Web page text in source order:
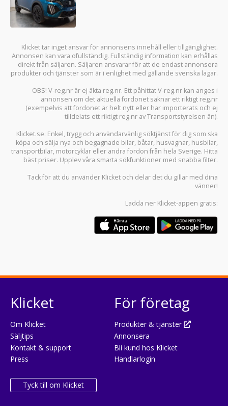
Klicket tar inget ansvar för annonsens innehåll eller tillgänglighet.
Annonsen kan vara ofullständig. Fullständig information kan erhållas
direkt från säljaren. Säljaren ansvarar för att de endast annonsera
produkter och tjänster som är i enlighet med gällande svenska lagar.
OBS! V-reg.nr är ej äkta reg.nr. Ett påhittat V-reg.nr kan anges i
annonsen om det aktuella fordonet saknar ett riktigt reg.nr
(exempelvis att fordonet är helt nytt eller har importerats och ej
tilldelats ett riktigt reg.nr av Transportstyrelsen än).
Klicket.se: Enkel, trygg och användarvänlig söktjänst för dig som ska
köpa och sälja nya och begagnade bilar, båtar, husvagnar, husbilar,
transportbilar, motorcyklar eller andra fordon från hela Sverige. Hitta
bäst priser. Upplev våra smarta sökfunktioner med snabba filter.
Tack för att du använder Klicket och delar det du gillar med dina
vänner!
Ladda ner Klicket-appen gratis:
Klicket
Om Klicket
Säljtips
Kontakt & support
Press
Tyck till om Klicket
För företag
Produkter & tjänster
Annonsera
Bli kund hos Klicket
Handlarlogin